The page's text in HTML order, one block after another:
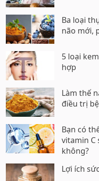
Ba loại
não mới,
5 loại
hợp
Làm thế
điều trị
Bạn có
vitamin C
không?
Lợi ích